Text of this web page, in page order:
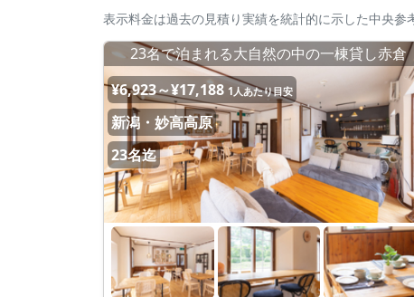
表示料金は過去の見積り実績を統計的に示した中央参
23名で泊まれる大自然の中の一棟貸し赤倉
¥6,923～¥17,188 1人あたり目安
新潟・妙高高原
23名迄